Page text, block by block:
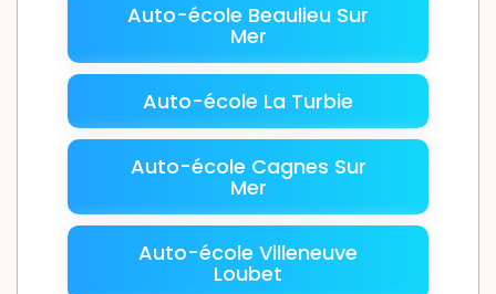
Auto-école Beaulieu Sur
Mer
Auto-école La Turbie
Auto-école Cagnes Sur
Mer
Auto-école Villeneuve
Loubet